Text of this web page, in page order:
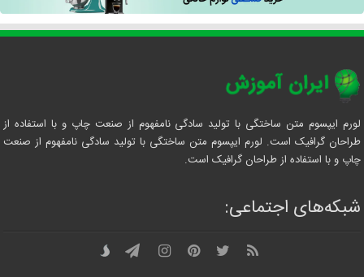
لورم ایپسوم متن ساختگی با تولید سادگی نامفهوم از صنعت چاپ و با استفاده از
طراحان گرافیک است. لورم ایپسوم متن ساختگی با تولید سادگی نامفهوم از صنعت
چاپ و با استفاده از طراحان گرافیک است.
شبکه‌های اجتماعی: